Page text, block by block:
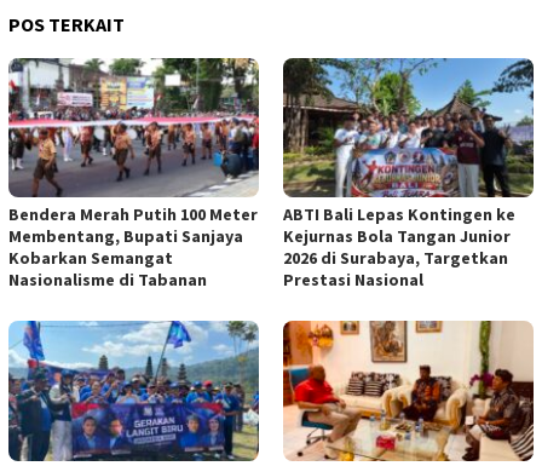
POS TERKAIT
Bendera Merah Putih 100 Meter
Membentang, Bupati Sanjaya
Kobarkan Semangat
Nasionalisme di Tabanan
ABTI Bali Lepas Kontingen ke
Kejurnas Bola Tangan Junior
2026 di Surabaya, Targetkan
Prestasi Nasional